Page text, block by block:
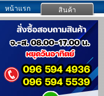
หน้าแรก สินค้า